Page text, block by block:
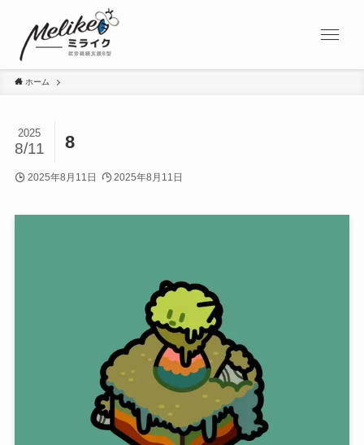
ホーム
8
2025
8/11
2025年8月11日 2025年8月11日